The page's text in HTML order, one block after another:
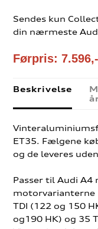
Sendes kun
din nærmeste
Førpris: 7.596,-
Beskrivelse
ET35. Fælgene
og de leveres
Passer til Audi
motorvarianterne
TDI (122 og 150
og190 HK) og 35